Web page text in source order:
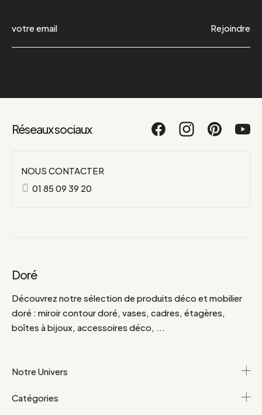
Rejoindre
Réseaux sociaux
NOUS CONTACTER
01 85 09 39 20
Doré
Découvrez notre sélection de produits déco et mobilier
doré : miroircontour doré, vases, cadres, étagères,
boîtes à bijoux, accessoires déco, ...
Notre Univers
Catégories